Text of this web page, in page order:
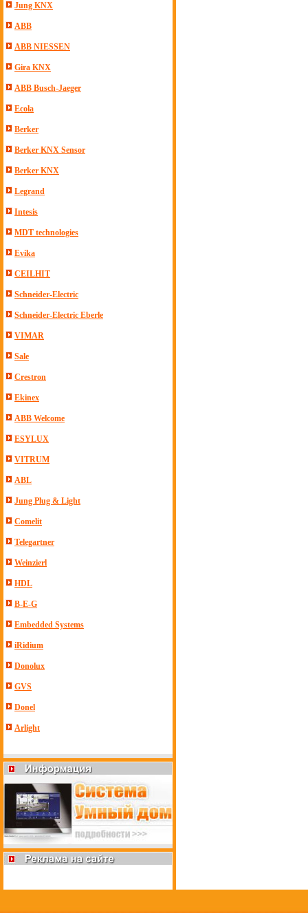
Jung KNX
ABB
ABB NIESSEN
Gira KNX
ABB Busch-Jaeger
Ecola
Berker
Berker KNX Sensor
Berker KNX
Legrand
Intesis
MDT technologies
Evika
CEILHIT
Schneider-Electric
Schneider-Electric Eberle
VIMAR
Sale
Crestron
Ekinex
ABB Welcome
ESYLUX
VITRUM
ABL
Jung Plug & Light
Comelit
Telegartner
Weinzierl
HDL
B-E-G
Embedded Systems
iRidium
Donolux
GVS
Donel
Arlight